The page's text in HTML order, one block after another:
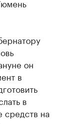
он
в
в
средств на